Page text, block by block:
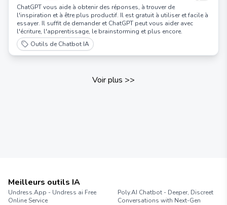
ChatGPT vous aide à obtenir des réponses, à trouver de
l'inspiration et à être plus productif. Il est gratuit à utiliser et facile à
essayer. Il suffit de demander et ChatGPT peut vous aider avec
l'écriture, l'apprentissage, le brainstorming et plus encore.
Outils de Chatbot IA
Voir plus >>
Meilleurs outils IA
Undress.App - Undress ai Free
Online Service
Poly.AI Chatbot - Deeper, Discreet
Conversations with Next-Gen